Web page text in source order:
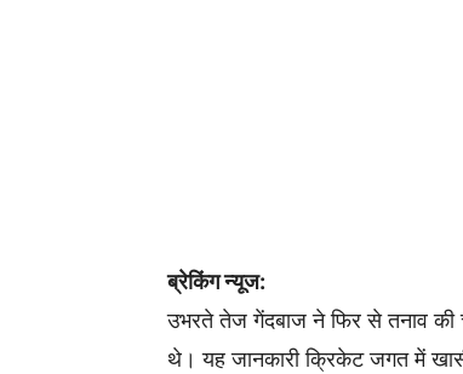
ब्रेकिंग न्यूज:
उभरते तेज गेंदबाज ने फिर से तनाव की
थे। यह जानकारी क्रिकेट जगत में